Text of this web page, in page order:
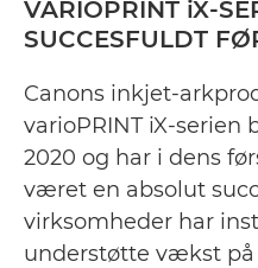
VARIOPRINT iX-
SUCCESFULDT
Canons inkjet-
varioPRINT iX-serien
2020 og har i dens
været en absolut
virksomheder har
understøtte vækst